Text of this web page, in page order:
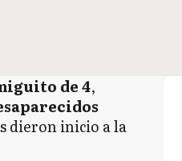
de 4,
dieron inicio a la